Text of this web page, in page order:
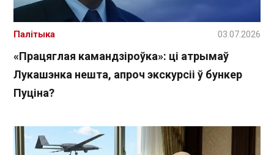
«Працяглая камандзіроўка»: ці атрымаў
Лукашэнка нешта, апроч экскурсіі ў бункер
Пуціна?
Палітыка 03.07.2026